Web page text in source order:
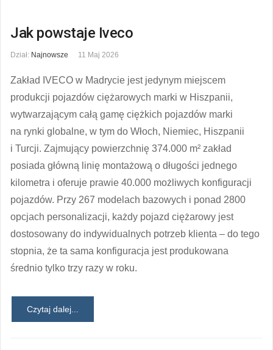
Jak powstaje Iveco
Dział: Najnowsze 11 Maj 2026
Zakład IVECO w Madrycie jest jedynym miejscem
produkcji pojazdów ciężarowych marki w Hiszpanii,
wytwarzającym całą gamę ciężkich pojazdów marki
na rynki globalne, w tym do Włoch, Niemiec, Hiszpanii
i Turcji. Zajmujący powierzchnię 374.000 m² zakład
posiada główną linię montażową o długości jednego
kilometra i oferuje prawie 40.000 możliwych konfiguracji
pojazdów. Przy 267 modelach bazowych i ponad 2800
opcjach personalizacji, każdy pojazd ciężarowy jest
dostosowany do indywidualnych potrzeb klienta – do tego
stopnia, że ta sama konfiguracja jest produkowana
średnio tylko trzy razy w roku.
Czytaj dalej...